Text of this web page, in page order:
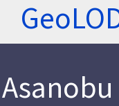
Asanobu